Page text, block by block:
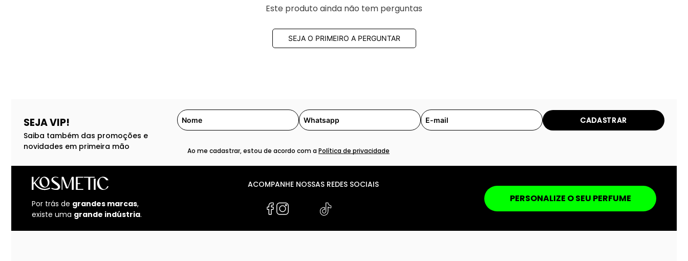
Este produto ainda não tem perguntas
SEJA O PRIMEIRO A PERGUNTAR
SEJA VIP!
Saiba também das promoções e
novidades em primeira mão
CADASTRAR
Ao me cadastrar, estou de acordo com aPolítica de privacidade
Por trás de grandes marcas,
existe uma grande indústria.
ACOMPANHE NOSSAS REDES SOCIAIS
PERSONALIZE O SEU PERFUME